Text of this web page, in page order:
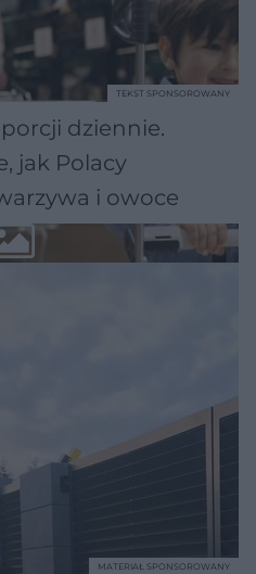
dziennie.
jak Polacy
i owoce
TEKST SPONSOROWANY
MATERIAŁ SPONSOROWANY